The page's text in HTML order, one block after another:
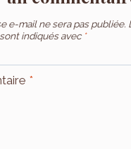
e-mail ne sera pas publiée.
indiqués avec *
*